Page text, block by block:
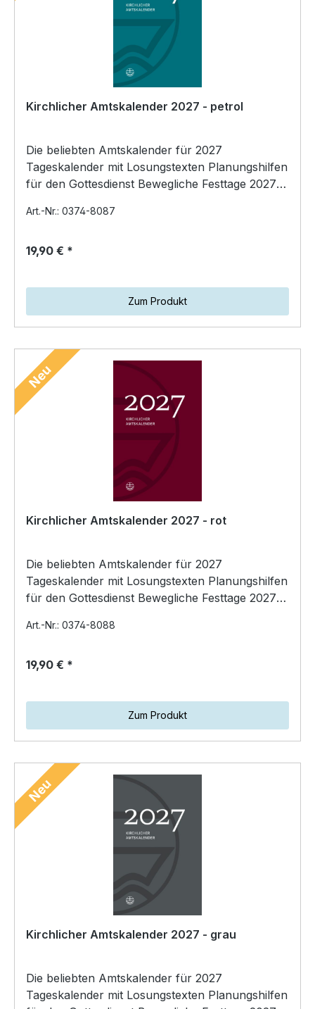
Kirchlicher Amtskalender 2027 - petrol
Die beliebten Amtskalender für 2027
Tageskalender mit Losungstexten Planungshilfen
für den Gottesdienst Bewegliche Festtage 2027–
Art.-Nr.: 0374-8087
19,90 € *
Zum Produkt
Neu
Kirchlicher Amtskalender 2027 - rot
Die beliebten Amtskalender für 2027
Tageskalender mit Losungstexten Planungshilfen
für den Gottesdienst Bewegliche Festtage 2027–
Art.-Nr.: 0374-8088
19,90 € *
Zum Produkt
Neu
Kirchlicher Amtskalender 2027 - grau
Die beliebten Amtskalender für 2027
Tageskalender mit Losungstexten Planungshilfen